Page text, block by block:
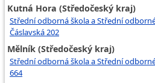
Kutná Hora (Středočeský kraj)
Střední odborná škola a Střední
Čáslavská 202
Mělník (Středočeský kraj)
Střední odborná škola a Střední
664